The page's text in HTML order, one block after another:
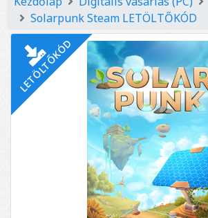
Solarpunk Steam LETÖLTŐKÓD
LETÖLTŐKÓD